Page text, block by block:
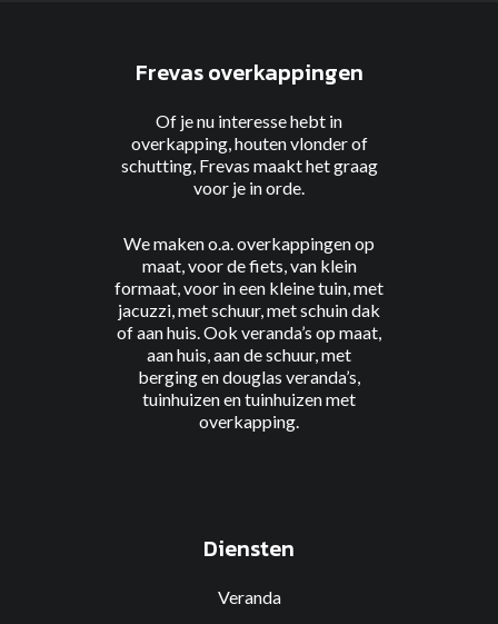
Frevas overkappingen
Of je nu interesse hebt in
overkapping, houten vlonder of
schutting, Frevas maakt het graag
voor je in orde.
We maken o.a. overkappingenop
maat,voor de fiets, van klein
formaat, voor in een kleine tuin, met
jacuzzi, metschuur, metschuin dak
ofaan huis. Ook veranda’s op maat,
aanhuis, aande schuur, met
bergingendouglas veranda’s,
tuinhuizenentuinhuizen met
overkapping.
Diensten
Veranda